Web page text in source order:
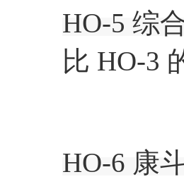
HO-5 综
比 HO-3
HO-6 康